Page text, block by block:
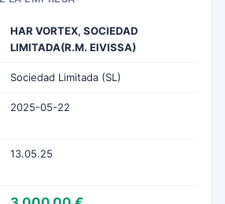
HAR VORTEX, SOCIEDAD
LIMITADA(R.M. EIVISSA)
Sociedad Limitada (SL)
2025-05-22
13.05.25